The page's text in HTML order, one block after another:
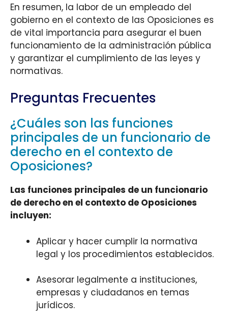
En resumen, la labor de un empleado del
gobierno en el contexto de las Oposiciones es
de vital importancia para asegurar el buen
funcionamiento de la administración pública
y garantizar el cumplimiento de las leyes y
normativas.
Preguntas Frecuentes
¿Cuáles son las funciones
principales de un funcionario de
derecho en el contexto de
Oposiciones?
Las funciones principales de un funcionario
de derecho en el contexto de Oposiciones
incluyen:
Aplicar y hacer cumplir la normativa
legal y los procedimientos establecidos.
Asesorar legalmente a instituciones,
empresas y ciudadanos en temas
jurídicos.